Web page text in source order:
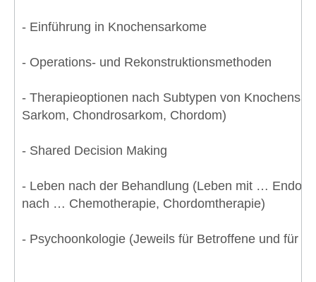
- Einführung in Knochensarkome
- Operations- und Rekonstruktionsmethoden
- Therapieoptionen nach Subtypen von
Sarkom, Chondrosarkom, Chordom)
- Shared Decision Making
- Leben nach der Behandlung (Leben mit …
nach … Chemotherapie, Chordomtherapie)
- Psychoonkologie (Jeweils für Betroffene und für